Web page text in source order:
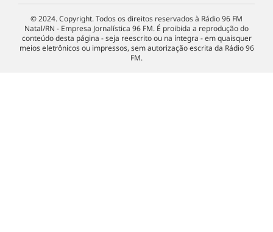
© 2024. Copyright. Todos os direitos reservados à Rádio 96 FM
Natal/RN - Empresa Jornalística 96 FM. É proibida a reprodução do
conteúdo desta página - seja reescrito ou na íntegra - em quaisquer
meios eletrônicos ou impressos, sem autorização escrita da Rádio 96
FM.